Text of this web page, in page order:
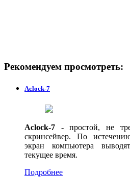
Рекомендуем просмотреть:
Aclock-7
Aclock-7 - простой, не
скринсейвер. По
экран компьютера
текущее время.
Подробнее